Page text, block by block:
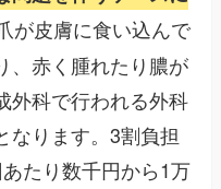
が皮膚に食い込んで
、赤く腫れたり膿が
外科で行われる外科
なります。3割負担
たり数千円から1万